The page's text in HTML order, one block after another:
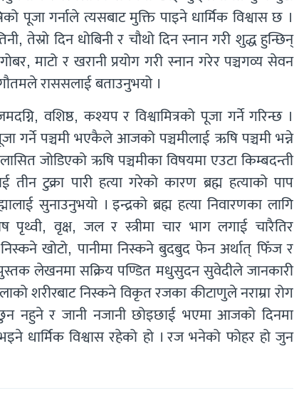
गर्नाले त्यसबाट मुक्ति पाइने धार्मिक विश्वास छ ।
तेस्रो दिन धोबिनी र चौथो दिन स्नान गरी शुद्ध हुन्छिन्
माटो र खरानी प्रयोग गरी स्नान गरेर पञ्चगव्य सेवन
राससलाई बताउनुभयो ।
वशिष्ठ, कश्यप र विश्वामित्रको पूजा गर्ने गरिन्छ ।
गर्ने पञ्चमी भएकैले आजको पञ्चमीलाई ऋषि पञ्चमी भन्ने
जोडिएको ऋषि पञ्चमीका विषयमा एउटा किम्बदन्ती
टुक्रा पारी हत्या गरेको कारण ब्रह्म हत्याको पाप
सुनाउनुभयो । इन्द्रको ब्रह्म हत्या निवारणका लागि
पृथ्वी, वृक्ष, जल र स्त्रीमा चार भाग लगाई चारैतिर
खोटो, पानीमा निस्कने बुदबुद फेन अर्थात् फिँज र
पुस्तक लेखनमा सक्रिय पण्डित मधुसुदन सुवेदीले जानकारी
शरीरबाट निस्कने विकृत रजका कीटाणुले नराम्रा रोग
नहुने र जानी नजानी छोइछाई भएमा आजको दिनमा
धार्मिक विश्वास रहेको हो । रज भनेको फोहर हो जुन